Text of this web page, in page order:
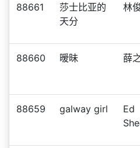
88661
莎士比亚的
天分
林
88660 暧昧 薛
88659 galway girl
Ed